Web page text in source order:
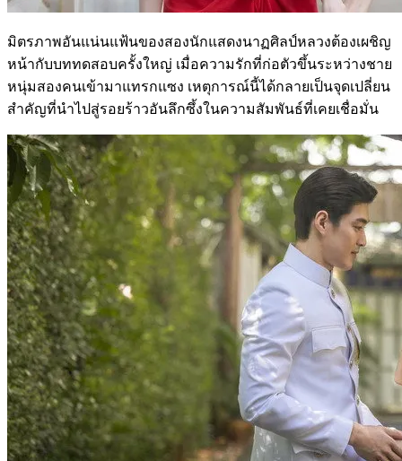
มิตรภาพอันแน่นแฟ้นของสองนักแสดงนาฏศิลป์หลวงต้องเผชิญ
หน้ากับบททดสอบครั้งใหญ่ เมื่อความรักที่ก่อตัวขึ้นระหว่างชาย
หนุ่มสองคนเข้ามาแทรกแซง เหตุการณ์นี้ได้กลายเป็นจุดเปลี่ยน
สำคัญที่นำไปสู่รอยร้าวอันลึกซึ้งในความสัมพันธ์ที่เคยเชื่อมั่น